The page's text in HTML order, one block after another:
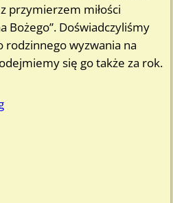
przymierzem miłości
Bożego”. Doświadczyliśmy
rodzinnego wyzwania na
się go także za rok.